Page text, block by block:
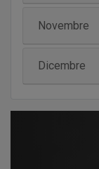
Novembre
Dicembre